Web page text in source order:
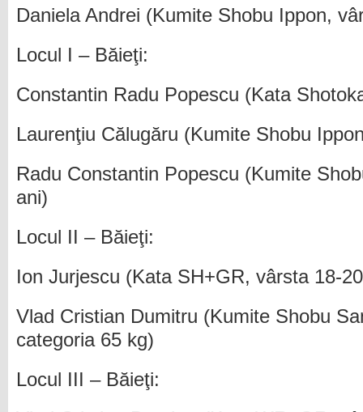
Daniela Andrei (Kumite Shobu Ippon,
Locul I – Băieţi:
Constantin Radu Popescu (Kata
Laurenţiu Călugăru (Kumite Shobu
Radu Constantin Popescu (Kumite
ani)
Locul II – Băieţi:
Ion Jurjescu (Kata SH+GR, vârsta 18-
Vlad Cristian Dumitru (Kumite Shobu
categoria 65 kg)
Locul III – Băieţi: